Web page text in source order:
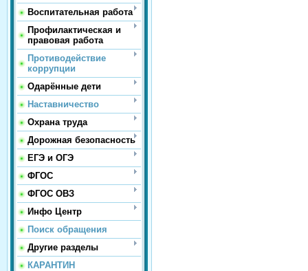
Воспитательная работа
Профилактическая и
правовая работа
Противодействие
коррупции
Одарённые дети
Наставничество
Охрана труда
Дорожная безопасность
ЕГЭ и ОГЭ
ФГОС
ФГОС ОВЗ
Инфо Центр
Поиск обращения
Другие разделы
КАРАНТИН